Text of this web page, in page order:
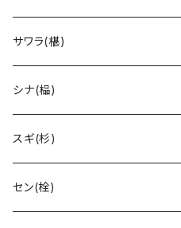
サワラ(椹)
シナ(榀)
スギ(杉)
セン(栓)